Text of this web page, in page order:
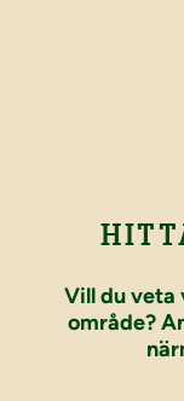
Vill du veta
område?